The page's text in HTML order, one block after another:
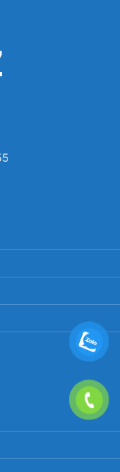
dàng vệ sinh.